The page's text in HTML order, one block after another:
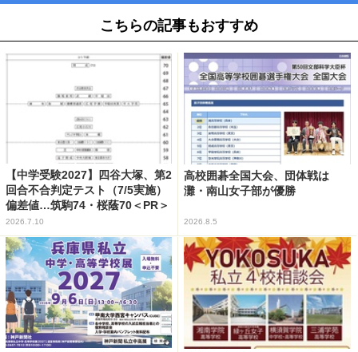
こちらの記事もおすすめ
【中学受験2027】四谷大塚、第2
回合不合判定テスト（7/5実施）
偏差値…筑駒74・桜蔭70＜PR＞
2026.7.10
高校囲碁全国大会、団体戦は
灘・南山女子部が優勝
2026.8.5